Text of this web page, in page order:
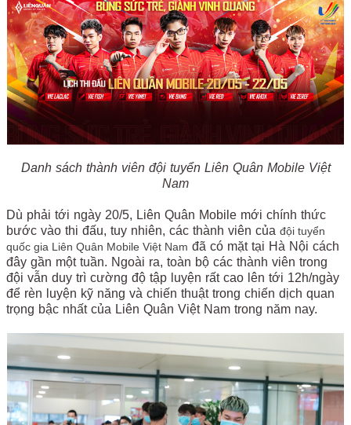
Danh sách thành viên đội tuyển Liên Quân Mobile Việt
Nam
Dù phải tới ngày 20/5, Liên Quân Mobile mới chính thức
bước vào thi đấu, tuy nhiên, các thành viên của đội tuyển
quốc gia Liên Quân Mobile Việt Nam đã có mặt tại Hà Nội cách
đây gần một tuần. Ngoài ra, toàn bộ các thành viên trong
đội vẫn duy trì cường độ tập luyện rất cao lên tới 12h/ngày
để rèn luyện kỹ năng và chiến thuật trong chiến dịch quan
trọng bậc nhất của Liên Quân Việt Nam trong năm nay.